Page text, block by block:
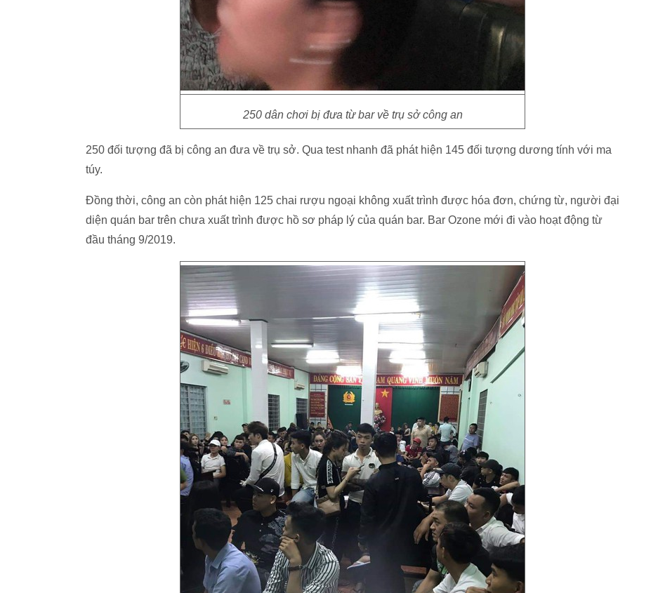
250 dân chơi bị đưa từ bar về trụ sở công an
250 đối tượng đã bị công an đưa về trụ sở. Qua test nhanh đã phát hiện 145 đối tượng dương tính với ma
túy.
Đồng thời, công an còn phát hiện 125 chai rượu ngoại không xuất trình được hóa đơn, chứng từ, người đại
diện quán bar trên chưa xuất trình được hồ sơ pháp lý của quán bar. Bar Ozone mới đi vào hoạt động từ
đầu tháng 9/2019.